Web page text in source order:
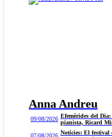
Anna Andreu
09/08/2026 Efemèrides del
pianista, Ricard
07/08/2026 Notícies: El festival